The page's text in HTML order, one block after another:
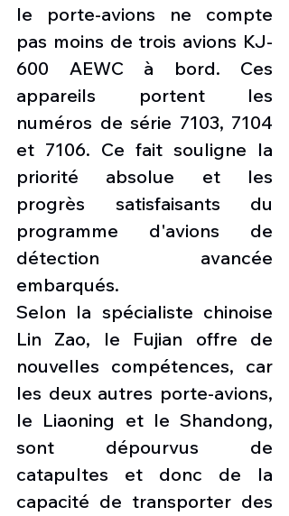
le porte-avions ne compte
pas moins de trois avions KJ-
600 AEWC à bord. Ces
appareils portent les
numéros de série 7103, 7104
et 7106. Ce fait souligne la
priorité absolue et les
progrès satisfaisants du
programme d'avions de
détection avancée
embarqués.
Selon la spécialiste chinoise
Lin Zao, le Fujian offre de
nouvelles compétences, car
les deux autres porte-avions,
le Liaoning et le Shandong,
sont dépourvus de
catapultes et donc de la
capacité de transporter des